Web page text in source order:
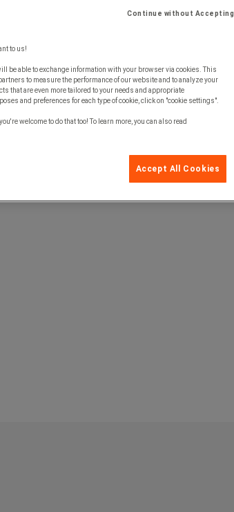
Continue without Accepting
to us!
be able to exchange information with your browser via cookies. This
to measure the performance of our website and to analyze your
that are even more tailored to your needs and appropriate
and preferences for each type of cookie, click on "cookie settings".
welcome to do that too! To learn more, you can also read
Accept All Cookies